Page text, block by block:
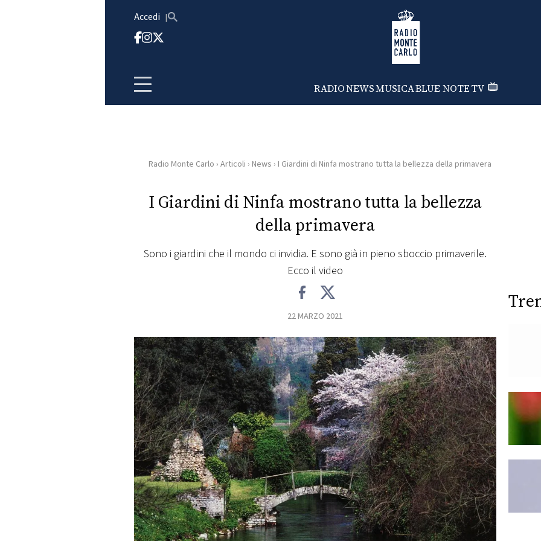
Accedi Radio Monte Carlo
RADIONEWSMUSICABLUE NOTETV
HOME
RADIO
RADIO
FOTO
CONCORSI
EVENTI
VIDEO
TV
PRINCIPATO
Radio Monte Carlo › Articoli › News › I Giardini di Ninfa mostrano tutta la bellezza della primavera
I Giardini di Ninfa mostrano tutta la bellezza
della primavera
Sono i giardini che il mondo ci invidia. E sono già in pieno sboccio primaverile.
Ecco il video
22 MARZO 2021